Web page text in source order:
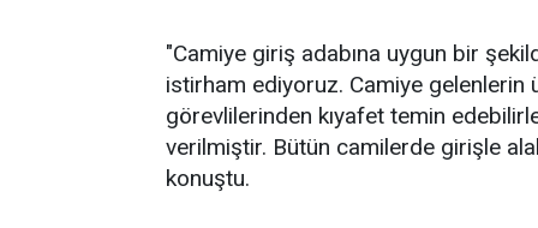
"Camiye giriş adabına uygun bir
istirham ediyoruz. Camiye gelenlerin
görevlilerinden kıyafet temin
verilmiştir. Bütün camilerde girişle
konuştu.